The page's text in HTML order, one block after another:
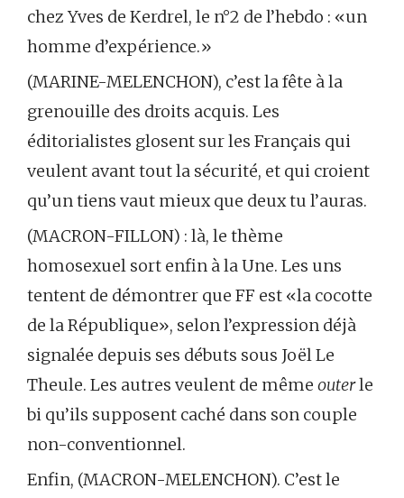
chez Yves de Kerdrel, le n°2 de l’hebdo : «un
homme d’expérience.»
(MARINE-MELENCHON), c’est la fête à la
grenouille des droits acquis. Les
éditorialistes glosent sur les Français qui
veulent avant tout la sécurité, et qui croient
qu’un tiens vaut mieux que deux tu l’auras.
(MACRON-FILLON) : là, le thème
homosexuel sort enfin à la Une. Les uns
tentent de démontrer que FF est «la cocotte
de la République», selon l’expression déjà
signalée depuis ses débuts sous Joël Le
Theule. Les autres veulent de même outerle
bi qu’ils supposent caché dans son couple
non-conventionnel.
Enfin, (MACRON-MELENCHON). C’est le